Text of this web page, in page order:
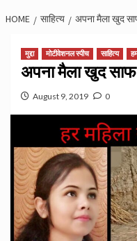
HOME साहित्य अपना मैला खुद साफ
मुद्दा मोटीवेशनल स्पीच साहित्य
अपना मैला खुद साफ
August 9, 2019 0